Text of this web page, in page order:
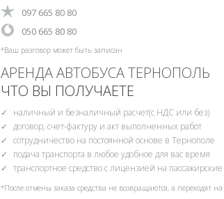
‎097 665 80 80
‎‎050 665 80 80
*Ваш разговор может быть записан
АРЕНДА АВТОБУСА ТЕРНОПОЛЬ
ЧТО ВЫ ПОЛУЧАЕТЕ
наличный и безналичный расчет(с НДС или без)
договор, счет-фактуру и акт выполненных работ
сотрудничество на постоянной основе в Тернополе
подача транспорта в любое удобное для вас время
транспортное средство с лицензией на
*После отмены заказа средства не возвращаются, а переходят